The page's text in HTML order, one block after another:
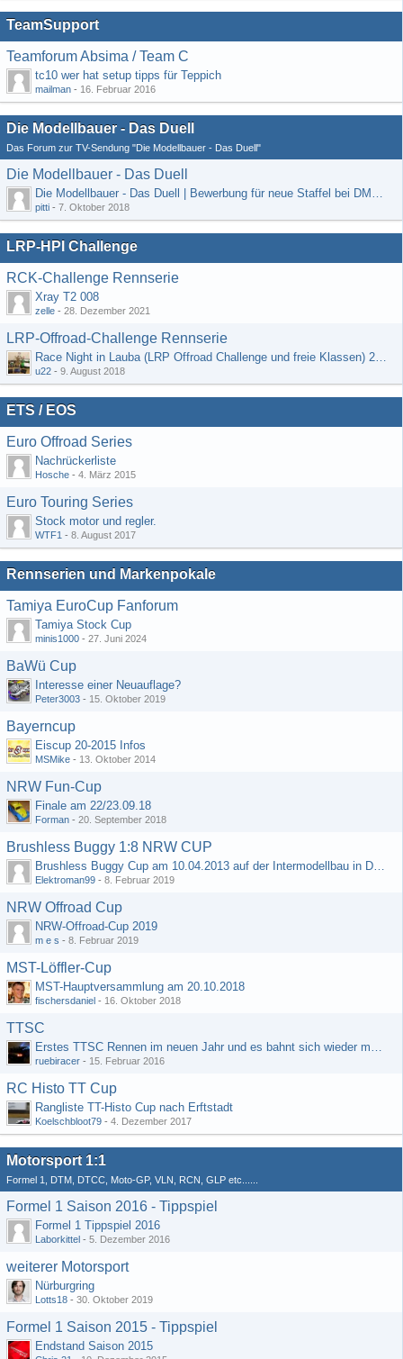
TeamSupport
Teamforum Absima / Team C
tc10 wer hat setup tipps für Teppich
mailman - 16. Februar 2016
Die Modellbauer - Das Duell
Das Forum zur TV-Sendung "Die Modellbauer - Das Duell"
Die Modellbauer - Das Duell
Die Modellbauer - Das Duell | Bewerbung für neue Staffel bei DMAX *Werbung*
pitti - 7. Oktober 2018
LRP-HPI Challenge
RCK-Challenge Rennserie
Xray T2 008
zelle - 28. Dezember 2021
LRP-Offroad-Challenge Rennserie
Race Night in Lauba (LRP Offroad Challenge und freie Klassen) 25/26.08
u22 - 9. August 2018
ETS / EOS
Euro Offroad Series
Nachrückerliste
Hosche - 4. März 2015
Euro Touring Series
Stock motor und regler.
WTF1 - 8. August 2017
Rennserien und Markenpokale
Tamiya EuroCup Fanforum
Tamiya Stock Cup
minis1000 - 27. Juni 2024
BaWü Cup
Interesse einer Neuauflage?
Peter3003 - 15. Oktober 2019
Bayerncup
Eiscup 20-2015 Infos
MSMike - 13. Oktober 2014
NRW Fun-Cup
Finale am 22/23.09.18
Forman - 20. September 2018
Brushless Buggy 1:8 NRW CUP
Brushless Buggy Cup am 10.04.2013 auf der Intermodellbau in Dortmund
Elektroman99 - 8. Februar 2019
NRW Offroad Cup
NRW-Offroad-Cup 2019
m e s - 8. Februar 2019
MST-Löffler-Cup
MST-Hauptversammlung am 20.10.2018
fischersdaniel - 16. Oktober 2018
TTSC
Erstes TTSC Rennen im neuen Jahr und es bahnt sich wieder mal eine Rekordteilnehmerzahl an
ruebiracer - 15. Februar 2016
RC Histo TT Cup
Rangliste TT-Histo Cup nach Erftstadt
Koelschbloot79 - 4. Dezember 2017
Motorsport 1:1
Formel 1, DTM, DTCC, Moto-GP, VLN, RCN, GLP etc......
Formel 1 Saison 2016 - Tippspiel
Formel 1 Tippspiel 2016
Laborkittel - 5. Dezember 2016
weiterer Motorsport
Nürburgring
Lotts18 - 30. Oktober 2019
Formel 1 Saison 2015 - Tippspiel
Endstand Saison 2015